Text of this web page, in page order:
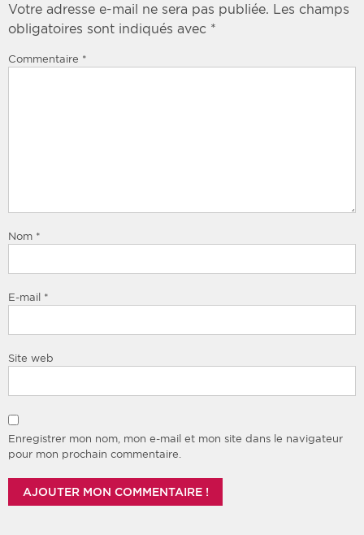
Votre adresse e-mail ne sera pas publiée. Les champs
obligatoires sont indiqués avec *
Commentaire *
Nom *
E-mail *
Site web
Enregistrer mon nom, mon e-mail et mon site dans le navigateur
pour mon prochain commentaire.